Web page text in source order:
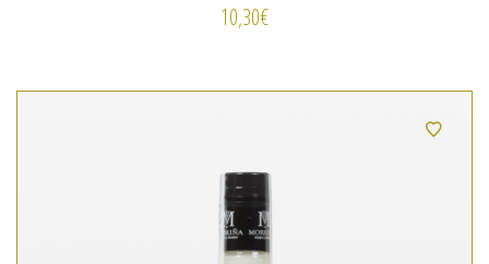
10,30€